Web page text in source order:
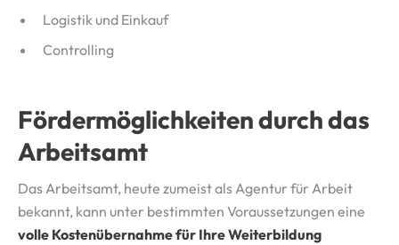
Logistik und Einkauf
Controlling
Fördermöglichkeiten durch das
Arbeitsamt
Das Arbeitsamt, heute zumeist als Agentur für Arbeit
bekannt, kann unter bestimmten Voraussetzungen eine
volle Kostenübernahme für Ihre Weiterbildung